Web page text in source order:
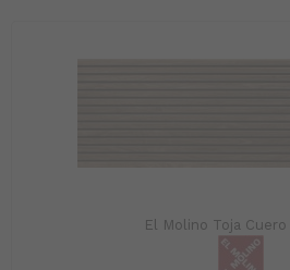
El Molino Toja Cuero